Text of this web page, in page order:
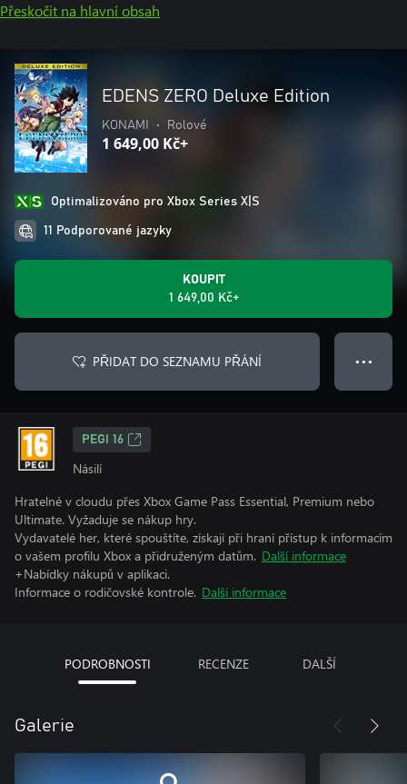
Přeskočit na hlavní obsah
EDENS ZERO Deluxe Edition
KONAMI • Rolové
1 649,00 Kč+
Optimalizováno pro Xbox Series X|S
11 Podporované jazyky
KOUPIT
1 649,00 Kč+
PŘIDAT DO SEZNAMU PŘÁNÍ ● ● ●
PEGI 16
Násilí
Hratelné v cloudu přes Xbox Game Pass Essential, Premium nebo
Ultimate. Vyžaduje se nákup hry.
Vydavatelé her, které spouštíte, získají při hraní přístup k informacím
o vašem profilu Xbox a přidruženým datům. Další informace
+Nabídky nákupů v aplikaci.
Informace o rodičovské kontrole. Další informace
PODROBNOSTI RECENZE DALŠÍ
Galerie